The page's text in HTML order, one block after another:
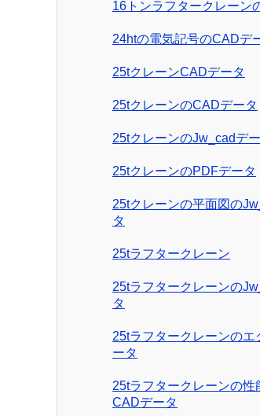
16トンラフタークレーン
24htの電気記号のCADデ
25tクレーンCADデータ
25tクレーンのCADデータ
25tクレーンのJw_cadデ
25tクレーンのPDFデータ
25tクレーンの平面図の
タ
25tラフタークレーン
25tラフタークレーンの
タ
25tラフタークレーンのエ
ータ
25tラフタークレーンの性
CADデータ